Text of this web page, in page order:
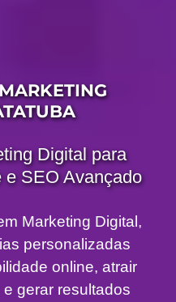
Digital para
e SEO Avançado
Marketing Digital,
personalizadas
online, atrair
gerar resultados